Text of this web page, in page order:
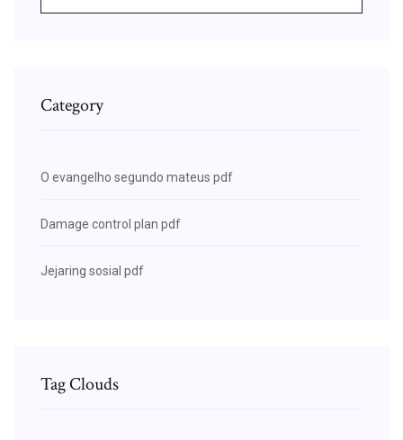
Category
O evangelho segundo mateus pdf
Damage control plan pdf
Jejaring sosial pdf
Tag Clouds